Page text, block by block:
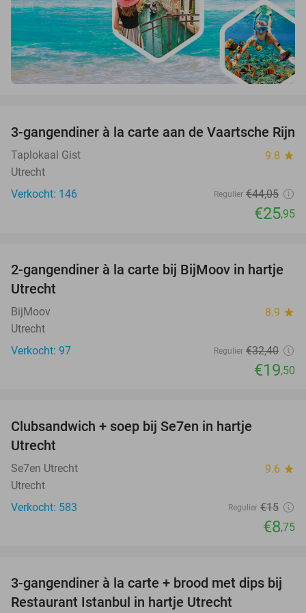
41%
3-gangendiner à la carte aan de Vaartsche Rijn
Taplokaal Gist 9.8 star
Utrecht
Verkocht: 146
Regulier €44,05
€25,95
40%
2-gangendiner à la carte bij BijMoov in hartje
Utrecht
BijMoov 8.9 star
Utrecht
Verkocht: 97
Regulier €32,40
€19,50
Clubsandwich + soep bij Se7en in hartje
Utrecht
Se7en Utrecht 9.6 star
Utrecht
Verkocht: 583
Regulier €15
€8,75
43%
3-gangendiner à la carte + brood met dips bij
Restaurant Istanbul in hartje Utrecht